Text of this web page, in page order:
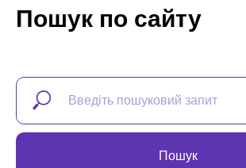
Пошук по сайту
Пошук